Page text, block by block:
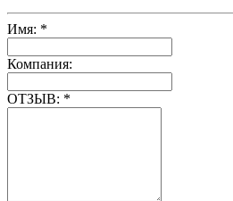
Имя: *
Компания:
ОТЗЫВ: *